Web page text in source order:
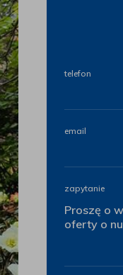
telefon
email
zapytanie